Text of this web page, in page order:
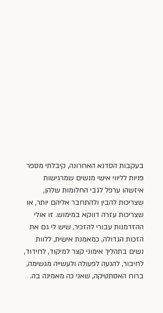
בעקבות הסדנא האחרונה, קיבלתי מספר
פניות לליווי אישי מנשים שמרגישות
איזשהו ערפל לגבי החלומות שלהן,
שצריכות להבין ולהתחבר אליהם יותר, או
שצריכות עזרה דווקא במימוש. זו אולי
ההזדמנות עבורי להזכיר, שיש לי גם את
הזכות הגדולה, כמאמנת אישית, ללוות
נשים בתהליך אימוני קצר למיקוד, לחידוד,
לחיבור, להנעה לפעולה ולעשייה מגשימה,
ברוח האסתטיקה, שאני כה מאמינה בה.